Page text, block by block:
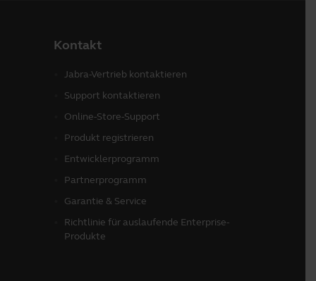
Kontakt
Jabra-Vertrieb kontaktieren
Support kontaktieren
Online-Store-Support
Produkt registrieren
Entwicklerprogramm
Partnerprogramm
Garantie & Service
Richtlinie für auslaufende Enterprise-
Produkte